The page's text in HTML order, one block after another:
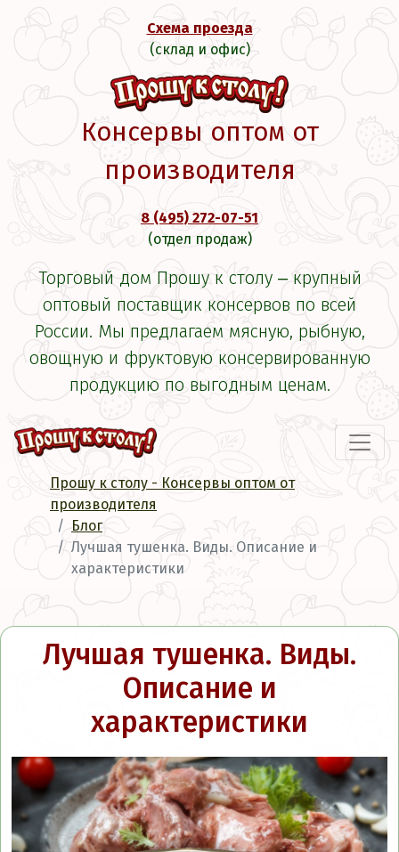
Схема проезда
(склад и офис)
Консервы оптом от
производителя
8 (495) 272-07-51
(отдел продаж)
Торговый дом Прошу к столу ‒ крупный
оптовый поставщик консервов по всей
России. Мы предлагаем мясную, рыбную,
овощную и фруктовую консервированную
продукцию по выгодным ценам.
Прошу к столу - Консервы оптом от
производителя
Блог
Лучшая тушенка. Виды. Описание и
характеристики
Лучшая тушенка. Виды.
Описание и
характеристики